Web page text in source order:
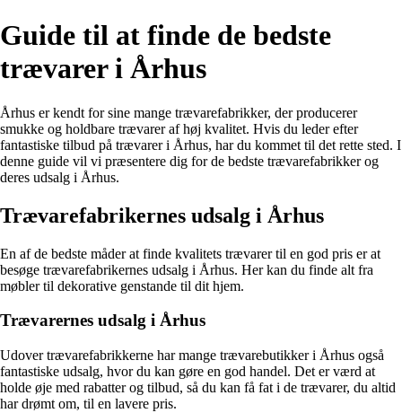
Guide til at finde de bedste
trævarer i Århus
Århus er kendt for sine mange trævarefabrikker, der producerer
smukke og holdbare trævarer af høj kvalitet. Hvis du leder efter
fantastiske tilbud på trævarer i Århus, har du kommet til det rette sted. I
denne guide vil vi præsentere dig for de bedste trævarefabrikker og
deres udsalg i Århus.
Trævarefabrikernes udsalg i Århus
En af de bedste måder at finde kvalitets trævarer til en god pris er at
besøge trævarefabrikernes udsalg i Århus. Her kan du finde alt fra
møbler til dekorative genstande til dit hjem.
Trævarernes udsalg i Århus
Udover trævarefabrikkerne har mange trævarebutikker i Århus også
fantastiske udsalg, hvor du kan gøre en god handel. Det er værd at
holde øje med rabatter og tilbud, så du kan få fat i de trævarer, du altid
har drømt om, til en lavere pris.